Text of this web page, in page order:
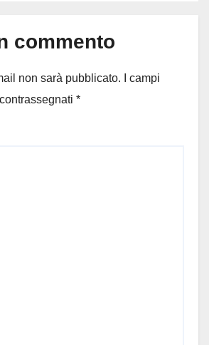
commento
non sarà pubblicato.
I campi
*